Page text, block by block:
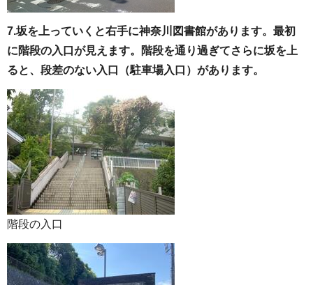
7.坂を上っていくと右手に神奈川図書館があります。最初
に階段の入口が見えます。
階段を通り過ぎてさらに坂を上
ると、段差のない入口（駐車場入口）があります。
階段の入口